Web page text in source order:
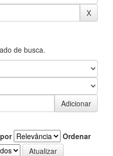
de busca.
Ordenar